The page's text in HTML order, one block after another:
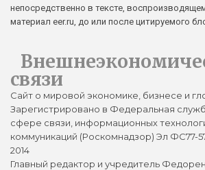
непосредственно в тексте,
материал eer.ru, до или после цитируемого
связи
Сайт о мировой экономике, бизнесе и
Зарегистрировано в Федеральная
сфере связи, информационных
коммуникаций (Роскомнадзор) Эл ФС77-
2014
Главный редактор и учредитель